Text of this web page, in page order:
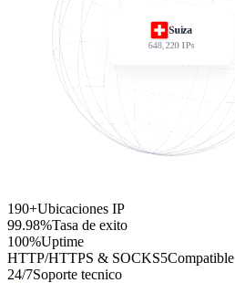
Suiza
648,220IPs
190+Ubicaciones IP
99.98%Tasa de exito
100%Uptime
HTTP/HTTPS & SOCKS5Compatible
24/7Soporte tecnico